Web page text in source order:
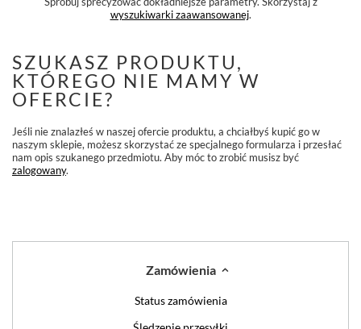
wyszukiwarki zaawansowanej.
SZUKASZ PRODUKTU,
KTÓREGO NIE MAMY W
OFERCIE?
Jeśli nie znalazłeś w naszej ofercie produktu, a chciałbyś kupić go w
naszym sklepie, możesz skorzystać ze specjalnego formularza i przesłać
nam opis szukanego przedmiotu. Aby móc to zrobić musisz być
zalogowany.
Zamówienia
Status zamówienia